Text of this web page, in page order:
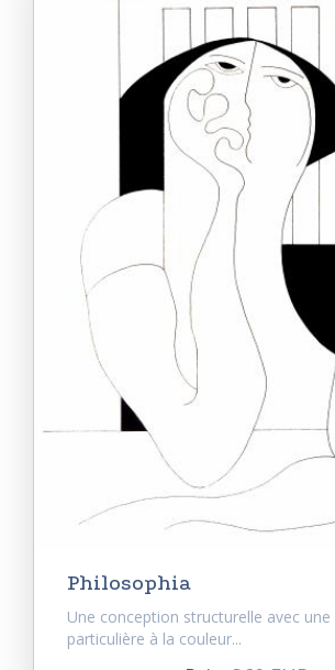
Philosophia
Une conception structurelle avec
particulière à la couleur...